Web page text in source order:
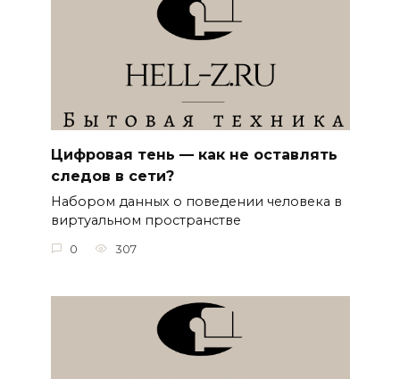
Цифровая тень — как не оставлять
следов в сети?
Набором данных о поведении человека в
виртуальном пространстве
0 307